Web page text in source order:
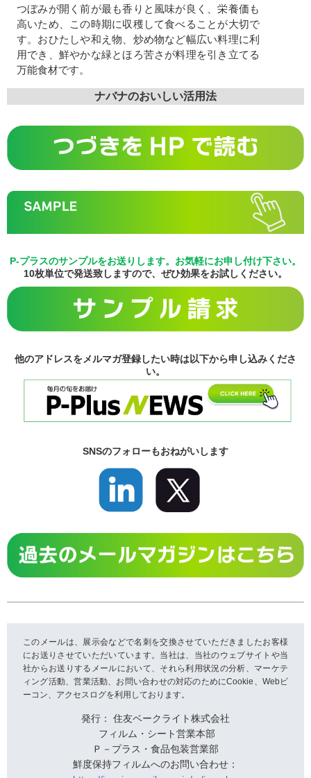
つぼみが開く前が最も香りと風味が良く、栄養価も
高いため、この時期に収穫して食べることが大切で
す。おひたしや和え物、炒め物など幅広い料理に利
用でき、鮮やかな緑とほろ苦さが料理を引き立てる
万能食材です。
ナバナのおいしい活用法
P-プラスのサンプルをお送りします。お気軽にお申し付け下さい。
10枚単位で発送致しますので、ぜひ効果をお試しください。
他のアドレスをメルマガ登録したい時は以下から申し込みくださ
い。
SNSのフォローもおねがいします
このメールは、展示会などで名刺を交換させていただきましたお客様
にお送りさせていただいています。当社は、当社のウェブサイトや当
社からお送りするメールにおいて、それら利用状況の分析、マーケテ
ィング活動、営業活動、お問い合わせの対応のためにCookie、Webビ
ーコン、アクセスログを利用しております。
発行： 住友ベークライト株式会社
フィルム・シート営業本部
Ｐ－プラス・食品包装営業部
鮮度保持フィルムへのお問い合わせ：